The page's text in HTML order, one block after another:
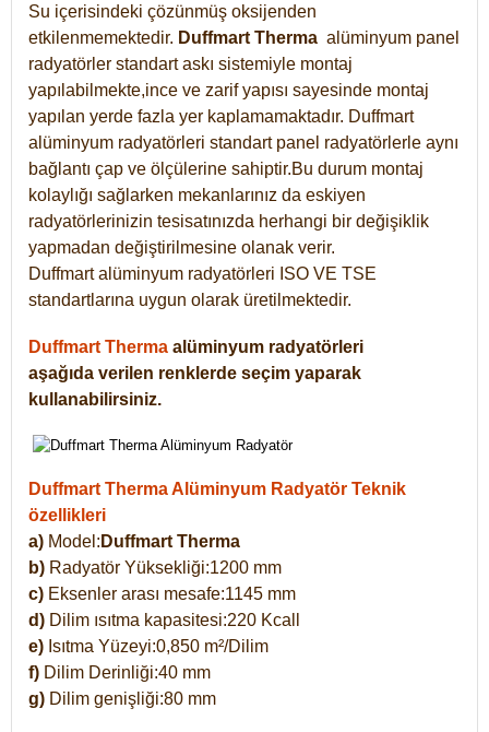
Su içerisindeki çözünmüş oksijenden
etkilenmemektedir. Duffmart Therma alüminyum panel
radyatörler standart askı sistemiyle montaj
yapılabilmekte,ince ve zarif yapısı sayesinde montaj
yapılan yerde fazla yer kaplamamaktadır. Duffmart
alüminyum radyatörleri standart panel radyatörlerle aynı
bağlantı çap ve ölçülerine sahiptir.Bu durum montaj
kolaylığı sağlarken mekanlarınız da eskiyen
radyatörlerinizin tesisatınızda herhangi bir değişiklik
yapmadan değiştirilmesine olanak verir.
Duffmart alüminyum radyatörleri ISO VE TSE
standartlarına uygun olarak üretilmektedir.
Duffmart Therma alüminyum radyatörleri
aşağıda verilen renklerde seçim yaparak
kullanabilirsiniz.
Duffmart Therma Alüminyum Radyatör Teknik
özellikleri
a) Model: Duffmart Therma
b) Radyatör Yüksekliği:1200 mm
c) Eksenler arası mesafe:1145 mm
d) Dilim ısıtma kapasitesi:220 Kcall
e) Isıtma Yüzeyi:0,850 m²/Dilim
f) Dilim Derinliği:40 mm
g) Dilim genişliği:80 mm